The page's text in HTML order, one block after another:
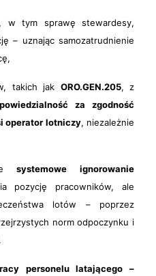
, w tym sprawę stewardesy,
– uznając samozatrudnienie
takich jak ORO.GEN.205, z
za zgodność
operator lotniczy, niezależnie
żesystemowe ignorowanie
pozycję pracowników, ale
lotów – poprzez
norm odpoczynku i
personelu latającego –